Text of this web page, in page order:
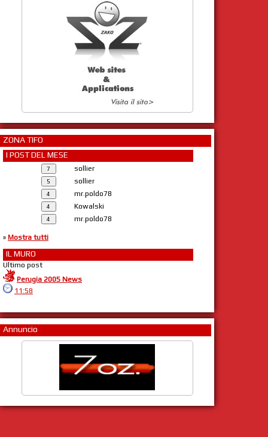
ZONA TIFO
I POST DEL MESE
sollier
sollier
mr.poldo78
Kowalski
mr.poldo78
» Mostra tutti
IL MURO
Ultimo post
Perugia 2005 News
11:58
Annuncio